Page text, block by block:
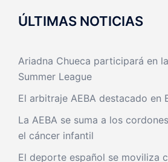
ÚLTIMAS NOTICIAS
Ariadna Chueca participará en
Summer League
El arbitraje AEBA destacado en
La AEBA se suma a los
el cáncer infantil
El deporte español se moviliza